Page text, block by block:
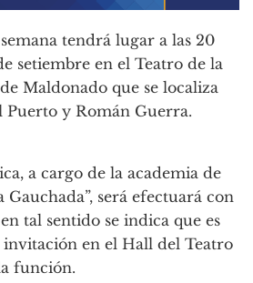
tendrá lugar a las 20
setiembre en el Teatro de la
Maldonado que se localiza
Puerto y Román Guerra.
a cargo de la academia de
será efectuará con
tal sentido se indica que es
en el Hall del Teatro
función.